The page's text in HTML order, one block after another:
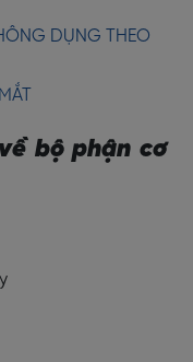
DỤNG THEO
bộ phận cơ